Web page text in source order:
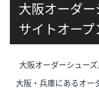
大阪オーダ
サイトオープ
大阪オーダーシュー
大阪・兵庫にあるオー